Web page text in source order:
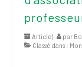
Article | par
Classé dans :